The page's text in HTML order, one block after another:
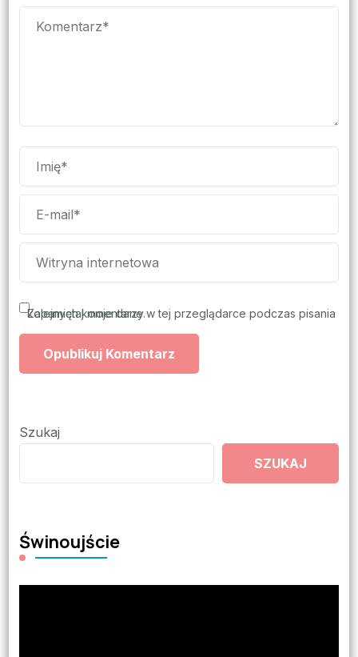
Zapamiętaj moje dane w tej przeglądarce podczas pisania kolejnych komentarzy.
Szukaj
SZUKAJ
Świnoujście